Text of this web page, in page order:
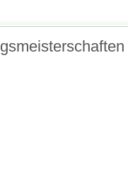
der Jahrgänge 2016-2018 in